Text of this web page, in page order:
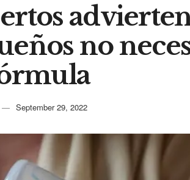
no
September 29, 2022